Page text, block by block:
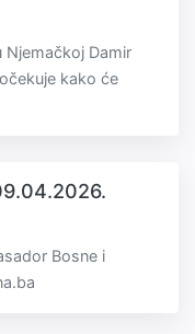
Njemačkoj Damir
kako će
Bosne i